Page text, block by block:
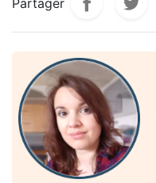
Partager